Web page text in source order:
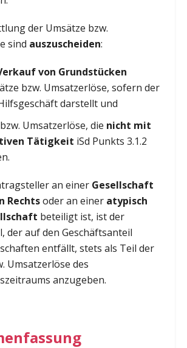
der Umsätze bzw.
sind auszuscheiden:
von Grundstücken
bzw. Umsatzerlöse, sofern der
darstellt und
Umsatzerlöse, die nicht mit
Tätigkeit iSd Punkts 3.1.2
an einer Gesellschaft
Rechtsoder an einer atypisch
beteiligt ist, ist der
der auf den Geschäftsanteil
entfällt, stets als Teil der
Umsatzerlöse des
anzugeben.